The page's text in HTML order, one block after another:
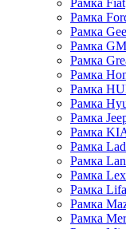
Рамка Fiat
Рамка
Рамка
Рамка
Рамка
Рамка
Рамка
Рамка
Рамка
Рамка
Рамка
Рамка
Рамка
Рамка
Рамка
Рамка